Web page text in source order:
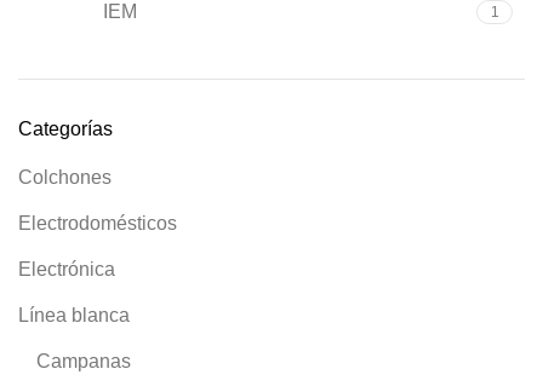
IEM 1
Categorías
Colchones
Electrodomésticos
Electrónica
Línea blanca
Campanas